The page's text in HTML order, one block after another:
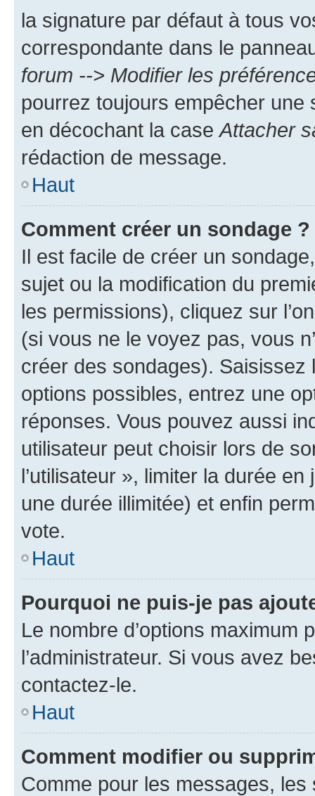
la signature par défaut à tous
correspondante dans le
forum --> Modifier les
pourrez toujours empêcher une
en décochant la case Attacher
rédaction de message.
Haut
Comment créer un sondage ?
Il est facile de créer un
sujet ou la modification du
les permissions), cliquez sur
(si vous ne le voyez pas, vous
créer des sondages).
options possibles, entrez une
réponses. Vous pouvez aussi
utilisateur peut choisir lors de
l’utilisateur », limiter la durée
une durée illimitée) et enfin
vote.
Haut
Pourquoi ne puis-je pas
Le nombre d’options maximum
l’administrateur. Si vous avez
contactez-le.
Haut
Comment modifier ou
Comme pour les messages,